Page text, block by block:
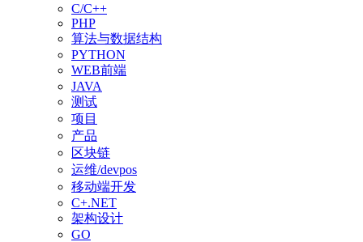
C/C++
PHP
算法与数据结构
PYTHON
WEB前端
JAVA
测试
项目
产品
区块链
运维/devpos
移动端开发
C+.NET
架构设计
GO